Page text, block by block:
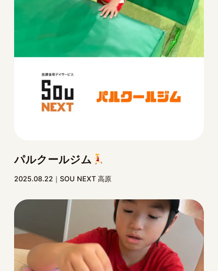
パルクールジム
2025.08.22 SOU NEXT 高原